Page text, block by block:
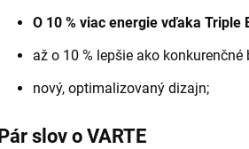
O 10 % viac energie vďaka Triple
až o 10 % lepšie ako konkurenčné
nový, optimalizovaný dizajn;
Pár slov o VARTE